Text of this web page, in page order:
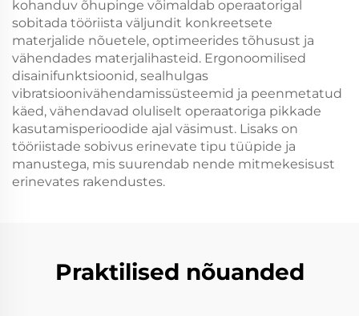
kohanduv õhupinge võimaldab operaatorigal
sobitada tööriista väljundit konkreetsete
materjalide nõuetele, optimeerides tõhusust ja
vähendades materjalihasteid. Ergonoomilised
disainifunktsioonid, sealhulgas
vibratsioonivähendamissüsteemid ja peenmetatud
käed, vähendavad oluliselt operaatoriga pikkade
kasutamisperioodide ajal väsimust. Lisaks on
tööriistade sobivus erinevate tipu tüüpide ja
manustega, mis suurendab nende mitmekesisust
erinevates rakendustes.
Praktilised nõuanded